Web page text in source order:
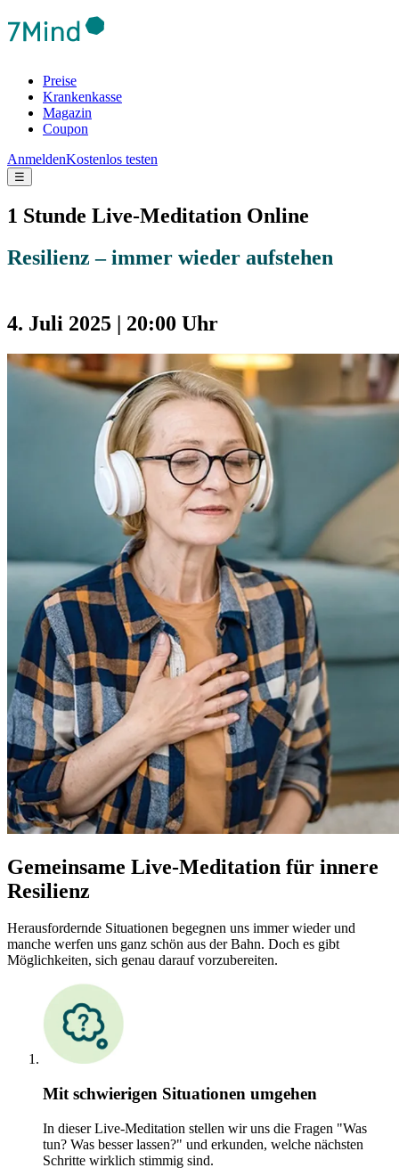
Preise
Krankenkasse
Magazin
Coupon
AnmeldenKostenlos testen
☰
1 Stunde Live-Meditation Online
Resilienz – immer wieder aufstehen
4. Juli 2025 | 20:00 Uhr
Gemeinsame Live-Meditation für innere
Resilienz
Herausfordernde Situationen begegnen uns immer wieder und
manche werfen uns ganz schön aus der Bahn. Doch es gibt
Möglichkeiten, sich genau darauf vorzubereiten.
Mit schwierigen Situationen umgehen
In dieser Live-Meditation stellen wir uns die Fragen "Was
tun? Was besser lassen?" und erkunden, welche nächsten
Schritte wirklich stimmig sind.